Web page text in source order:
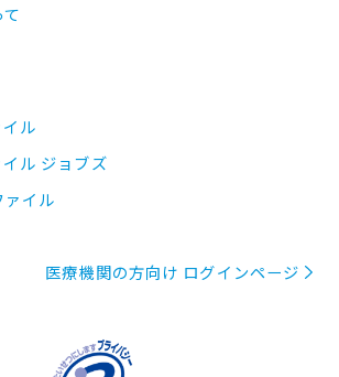
ル
ル ジョブズ
イル
医療機関の方向け ログインページ